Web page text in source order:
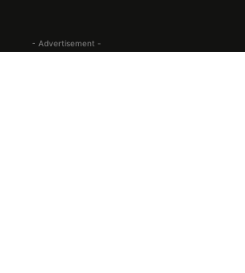
- Advertisement -